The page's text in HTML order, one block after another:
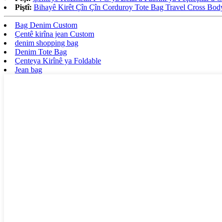
Piştî: Bihayê Kirêt Çîn Çîn Corduroy Tote Bag Travel Cross
Bag Denim Custom
Çentê kirîna jean Custom
denim shopping bag
Denim Tote Bag
Çenteya Kirînê ya Foldable
Jean bag